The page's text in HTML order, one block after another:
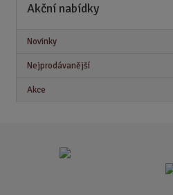
Akční nabídky
Novinky
Nejprodávanější
Akce